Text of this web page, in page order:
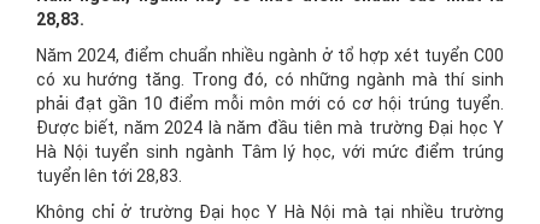
28,83.
Năm 2024, điểm chuẩn nhiều ngành ở tổ hợp xét tuyển C00
có xu hướng tăng. Trong đó, có những ngành mà thí sinh
phải đạt gần 10 điểm mỗi môn mới có cơ hội trúng tuyển.
Được biết, năm 2024 là năm đầu tiên mà trường Đại học Y
Hà Nội tuyển sinh ngành Tâm lý học, với mức điểm trúng
tuyển lên tới 28,83.
Không chỉ ở trường Đại học Y Hà Nội mà tại nhiều trường